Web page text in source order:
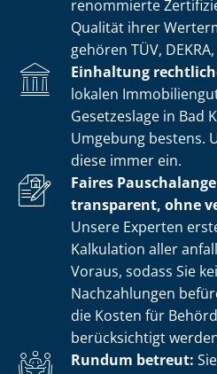
renommierte
Qualität ihrer
gehören TÜV,
Einhaltung
lokalen
Gesetzeslage in Bad
Umgebung bestens.
diese immer ein.
Faires
transparent, ohne
Unsere Experten
Kalkulation aller
Voraus, sodass Sie
Nachzahlungen
die Kosten für
berücksichtigt
Rundum betreut: